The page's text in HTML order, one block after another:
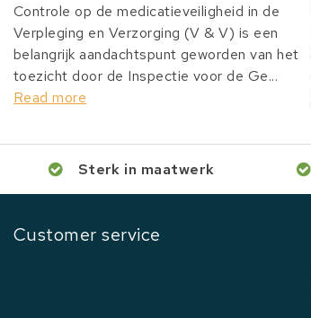
Controle op de medicatieveiligheid in de
Verpleging en Verzorging (V & V) is een
belangrijk aandachtspunt geworden van het
toezicht door de Inspectie voor de Ge...
Read more
Sterk in maatwerk
Customer service